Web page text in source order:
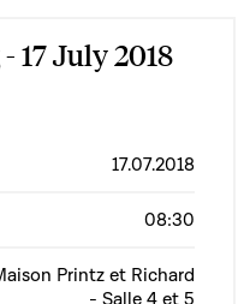
17 July 2018
17.07.2018
08:30
Printz et Richard
- Salle 4 et 5